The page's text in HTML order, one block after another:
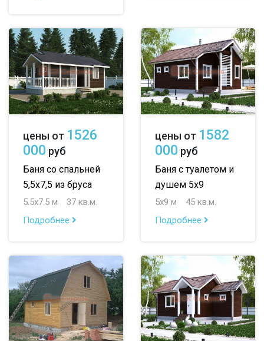
цены от 1526
000 руб
Баня со спальней
5,5х7,5 из бруса
5.5х7.5 м
37 кв.м.
Подробнее
цены от 1582
000 руб
Баня с туалетом и
душем 5х9
5х9 м
45 кв.м.
Подробнее